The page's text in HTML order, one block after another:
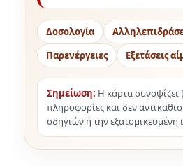
Δοσολογία
Παρενέργειες
Εξετάσεις
Σημείωση: Η κάρτα συνοψίζει
πληροφορίες και δεν
οδηγιών ή την εξατομικευμένη